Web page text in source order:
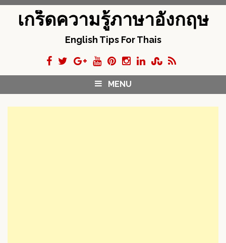
c
เกร็ดความรู้ภาษาอังกฤษ
English Tips For Thais
MENU